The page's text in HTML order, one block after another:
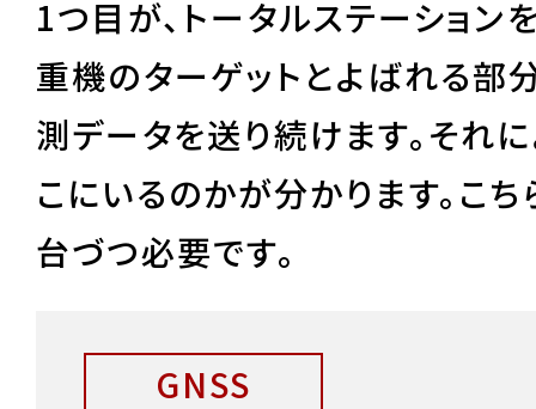
1つ目が、トータルステーション
重機のターゲットとよばれる部
測データを送り続けます。それ
こにいるのかが分かります。こ
台づつ必要です。
GNSS